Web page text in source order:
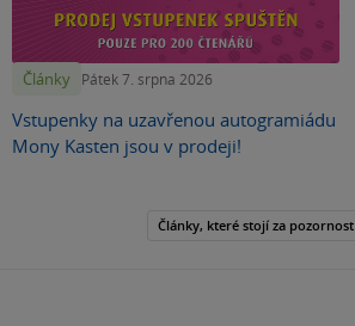
Články Pátek 7. srpna 2026
Vstupenky na uzavřenou autogramiádu
Mony Kasten jsou v prodeji!
Články, které stojí za pozornost